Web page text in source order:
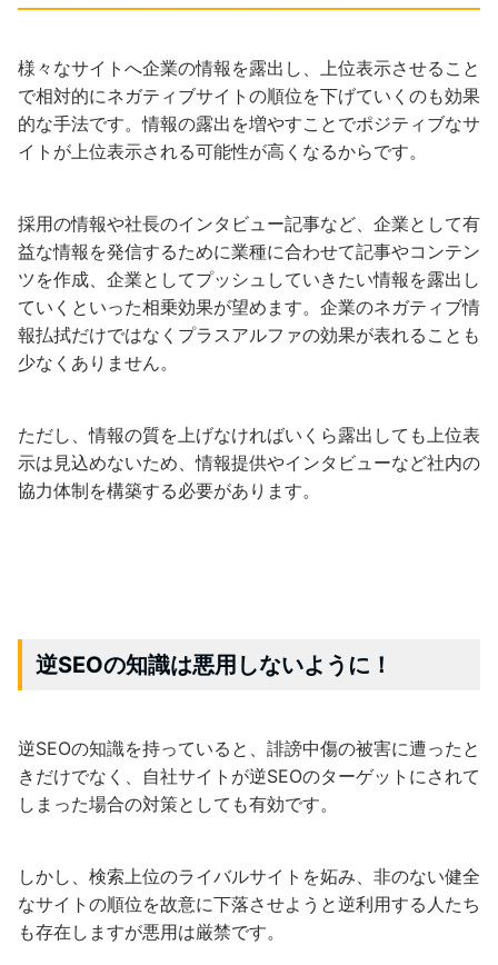
様々なサイトへ企業の情報を露出し、上位表示させること
で相対的にネガティブサイトの順位を下げていくのも効果
的な手法です。情報の露出を増やすことでポジティブなサ
イトが上位表示される可能性が高くなるからです。
採用の情報や社長のインタビュー記事など、企業として有
益な情報を発信するために業種に合わせて記事やコンテン
ツを作成、企業としてプッシュしていきたい情報を露出し
ていくといった相乗効果が望めます。企業のネガティブ情
報払拭だけではなくプラスアルファの効果が表れることも
少なくありません。
ただし、情報の質を上げなければいくら露出しても上位表
示は見込めないため、情報提供やインタビューなど社内の
協力体制を構築する必要があります。
逆SEOの知識は悪用しないように！
逆SEOの知識を持っていると、誹謗中傷の被害に遭ったと
きだけでなく、自社サイトが逆SEOのターゲットにされて
しまった場合の対策としても有効です。
しかし、検索上位のライバルサイトを妬み、非のない健全
なサイトの順位を故意に下落させようと逆利用する人たち
も存在しますが悪用は厳禁です。